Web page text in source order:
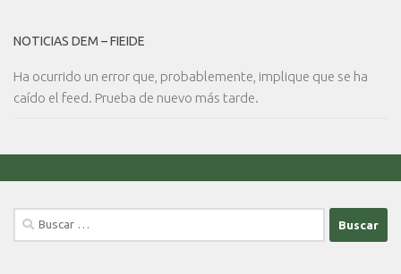
NOTICIAS DEM – FIEIDE
Ha ocurrido un error que, probablemente, implique que se ha
caído el feed. Prueba de nuevo más tarde.
Buscar: